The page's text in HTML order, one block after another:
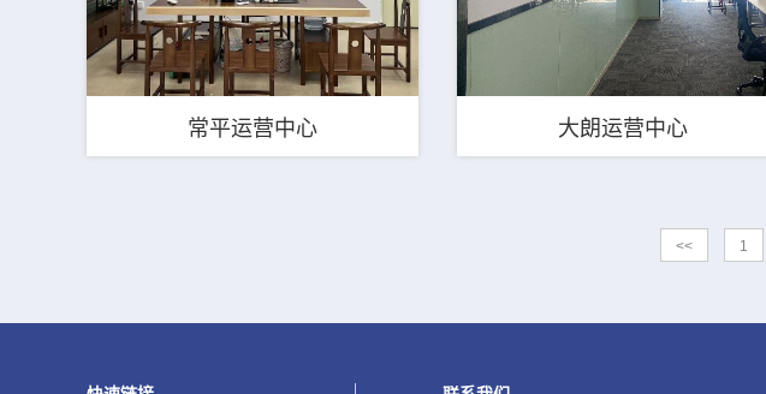
常平运营中心 大朗运营中心
<< 1